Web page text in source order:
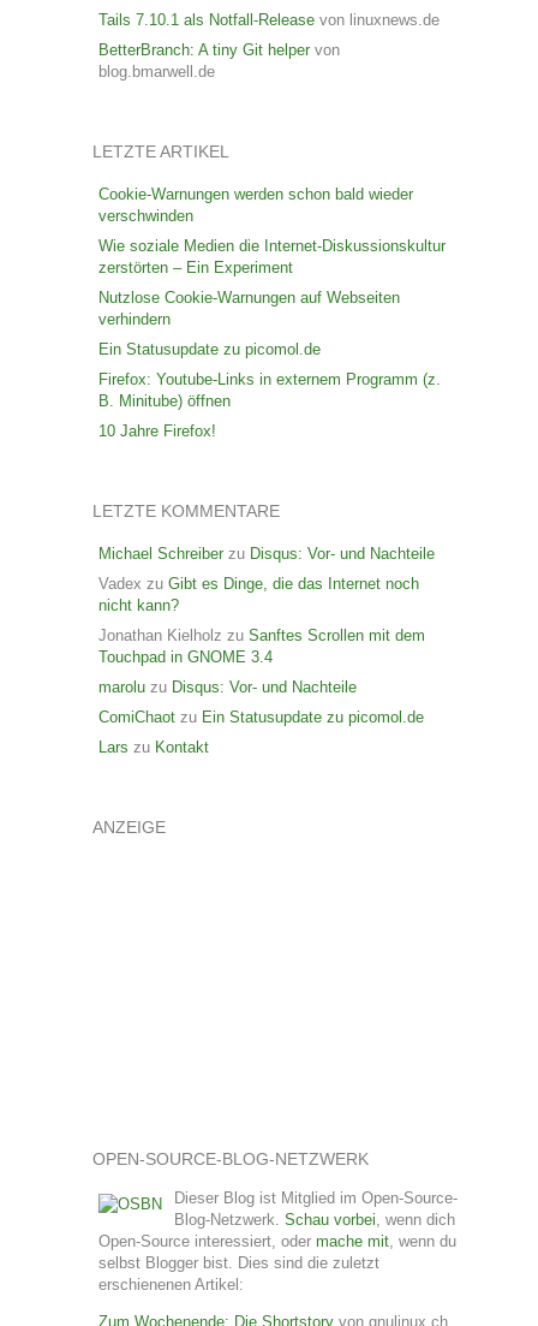
Tails 7.10.1 als Notfall-Releasevon linuxnews.de
BetterBranch: A tiny Git helpervon
blog.bmarwell.de
LETZTE ARTIKEL
Cookie-Warnungen werden schon bald wieder
verschwinden
Wie soziale Medien die Internet-Diskussionskultur
zerstörten – Ein Experiment
Nutzlose Cookie-Warnungen auf Webseiten
verhindern
Ein Statusupdate zu picomol.de
Firefox: Youtube-Links in externem Programm (z.
B. Minitube) öffnen
10 Jahre Firefox!
LETZTE KOMMENTARE
Michael Schreiberzu Disqus: Vor- und Nachteile
Vadex zu Gibt es Dinge, die das Internet noch
nicht kann?
Jonathan Kielholz zu Sanftes Scrollen mit dem
Touchpad in GNOME 3.4
maroluzu Disqus: Vor- und Nachteile
ComiChaotzu Ein Statusupdate zu picomol.de
Lars zu Kontakt
ANZEIGE
OPEN-SOURCE-BLOG-NETZWERK
Dieser Blog ist Mitglied im Open-Source-
Blog-Netzwerk. Schau vorbei, wenn dich
Open-Source interessiert, oder mache mit, wenn du
selbst Blogger bist. Dies sind die zuletzt
erschienenen Artikel:
Zum Wochenende: Die Shortstoryvon gnulinux.ch